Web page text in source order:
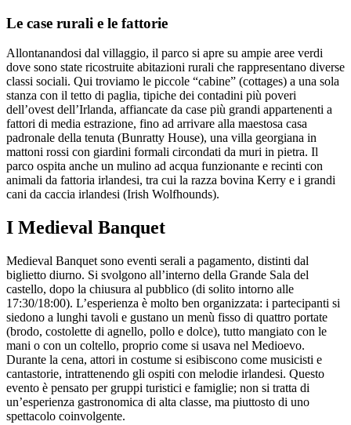
Le case rurali e le fattorie
Allontanandosi dal villaggio, il parco si apre su ampie aree verdi
dove sono state ricostruite abitazioni rurali che rappresentano diverse
classi sociali. Qui troviamo le piccole “cabine” (cottages) a una sola
stanza con il tetto di paglia, tipiche dei contadini più poveri
dell’ovest dell’Irlanda, affiancate da case più grandi appartenenti a
fattori di media estrazione, fino ad arrivare alla maestosa casa
padronale della tenuta (Bunratty House), una villa georgiana in
mattoni rossi con giardini formali circondati da muri in pietra. Il
parco ospita anche un mulino ad acqua funzionante e recinti con
animali da fattoria irlandesi, tra cui la razza bovina Kerry e i grandi
cani da caccia irlandesi (Irish Wolfhounds).
I Medieval Banquet
Medieval Banquet sono eventi serali a pagamento, distinti dal
biglietto diurno. Si svolgono all’interno della Grande Sala del
castello, dopo la chiusura al pubblico (di solito intorno alle
17:30/18:00). L’esperienza è molto ben organizzata: i partecipanti si
siedono a lunghi tavoli e gustano un menù fisso di quattro portate
(brodo, costolette di agnello, pollo e dolce), tutto mangiato con le
mani o con un coltello, proprio come si usava nel Medioevo.
Durante la cena, attori in costume si esibiscono come musicisti e
cantastorie, intrattenendo gli ospiti con melodie irlandesi. Questo
evento è pensato per gruppi turistici e famiglie; non si tratta di
un’esperienza gastronomica di alta classe, ma piuttosto di uno
spettacolo coinvolgente.